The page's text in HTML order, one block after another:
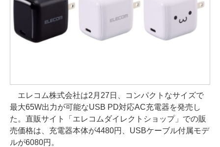
エレコム株式会社は2月27日、コンパクトなサイズで
最大65W出力が可能なUSB PD対応AC充電器を発売し
た。直販サイト「エレコムダイレクトショップ」での販
売価格は、充電器本体が4480円、USBケーブル付属モデ
ルが6080円。